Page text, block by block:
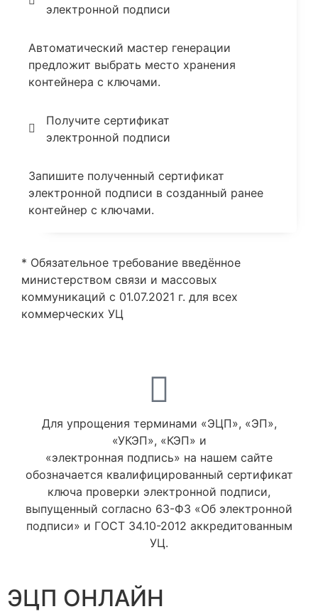
электронной подписи
Автоматический мастер генерации
предложит выбрать место хранения
контейнера с ключами.
Получите сертификат
электронной подписи
Запишите полученный сертификат
электронной подписи в созданный ранее
контейнер с ключами.
* Обязательное требование введённое
министерством связи и массовых
коммуникаций с 01.07.2021 г. для всех
коммерческих УЦ
Для упрощения терминами «ЭЦП», «ЭП»,
«УКЭП», «КЭП» и
«электронная подпись» на нашем сайте
обозначается квалифицированный сертификат
ключа проверки электронной подписи,
выпущенный согласно 63-ФЗ «Об электронной
подписи» и ГОСТ 34.10-2012 аккредитованным
УЦ.
ЭЦП ОНЛАЙН